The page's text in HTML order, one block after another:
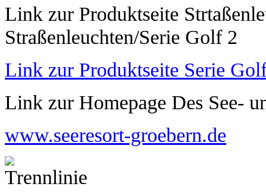
Link zur Produktseite
Straßenleuchten/Serie Golf 2
Link zur Produktseite Serie
Link zur Homepage Des See-
www.seeresort-groebern.de